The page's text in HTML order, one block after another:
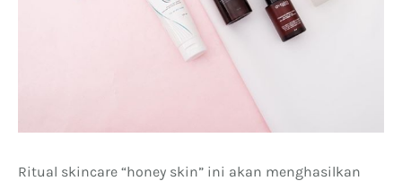
Ritual skincare “honey skin” ini akan menghasilkan